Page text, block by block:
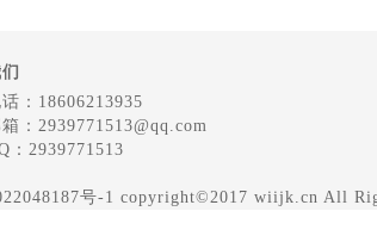
：18606213935
：2939771513@qq.com
：2939771513
号-1 copyright©2017 wiijk.cn All